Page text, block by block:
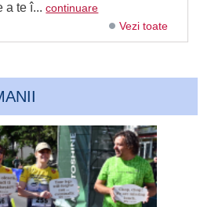
a te î...continuare
Vezi toate